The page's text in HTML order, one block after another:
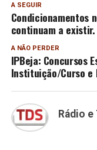
A SEGUIR
Condicionamentos
continuam a existir.
A NÃO PERDER
IPBeja: Concursos
Instituição/Curso e
Rádio e